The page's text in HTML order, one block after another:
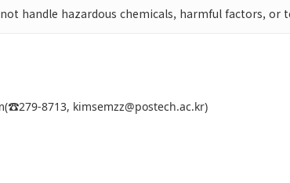
handle hazardous chemicals, harmful factors, or
8713, kimsemzz@postech.ac.kr)